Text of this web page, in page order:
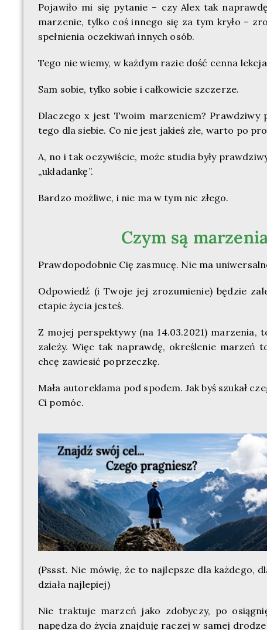
Pojawiło mi się pytanie – czy Alex tak
marzenie, tylko coś innego się za tym kryło –
spełnienia oczekiwań innych osób.
Tego nie wiemy, w każdym razie dość cenna
Sam sobie, tylko sobie i całkowicie szczerze.
Dlaczego x jest Twoim marzeniem? Prawdziwy
tego dla siebie. Co nie jest jakieś złe, warto po
A, no i tak oczywiście, może studia były
„układankę”.
Bardzo możliwe, i nie ma w tym nic złego.
Czym są
Prawdopodobnie Cię zasmucę. Nie ma
Odpowiedź (i Twoje jej zrozumienie) będzie
etapie życia jesteś.
Z mojej perspektywy (na 14.03.2021)
zależy. Więc tak naprawdę, określenie marzeń
chcę zawiesić poprzeczkę.
Mała autoreklama pod spodem. Jak byś szukał
Ci pomóc.
(Pssst. Nie mówię, że to najlepsze dla każdego,
działa najlepiej)
Nie traktuje marzeń jako zdobyczy, po
napędza do życia znajduję raczej w samej